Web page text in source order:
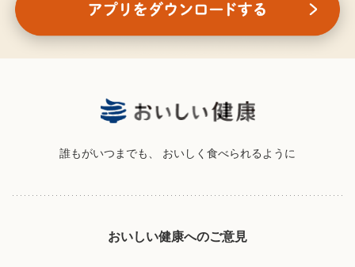
誰もがいつまでも、 おいしく食べられるように
おいしい健康へのご意見